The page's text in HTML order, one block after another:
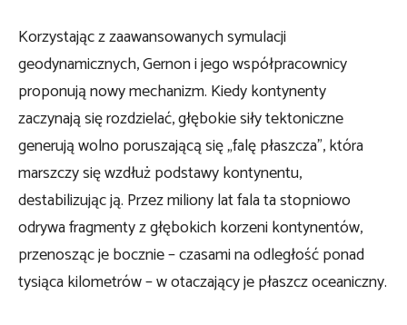
Korzystając z zaawansowanych symulacji
geodynamicznych, Gernon i jego współpracownicy
proponują nowy mechanizm. Kiedy kontynenty
zaczynają się rozdzielać, głębokie siły tektoniczne
generują wolno poruszającą się „falę płaszcza”, która
marszczy się wzdłuż podstawy kontynentu,
destabilizując ją. Przez miliony lat fala ta stopniowo
odrywa fragmenty z głębokich korzeni kontynentów,
przenosząc je bocznie – czasami na odległość ponad
tysiąca kilometrów – w otaczający je płaszcz oceaniczny.